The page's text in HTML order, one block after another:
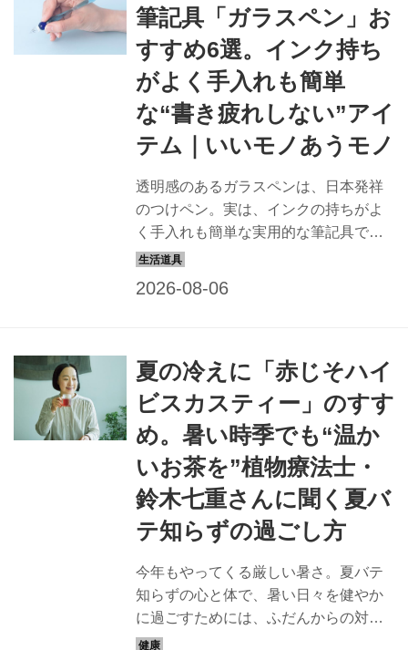
筆記具「ガラスペン」お
すすめ6選。インク持ち
がよく手入れも簡単
な“書き疲れしない”アイ
テム｜いいモノあうモノ
透明感のあるガラスペンは、日本発祥
のつけペン。実は、インクの持ちがよ
く手入れも簡単な実用的な筆記具で
す。オールガラス製の商品6点を実際に
夏の冷えに「赤じそハイ
ビスカスティー」のすす
め。暑い時季でも“温か
いお茶を”植物療法士・
鈴木七重さんに聞く夏バ
テ知らずの過ごし方
今年もやってくる厳しい暑さ。夏バテ
知らずの心と体で、暑い日々を健やか
に過ごすためには、ふだんからの対策
が必要です。自然の力を味方につけ、